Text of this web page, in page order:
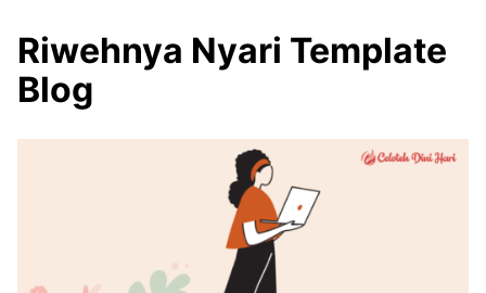
Riwehnya Nyari Template
Blog